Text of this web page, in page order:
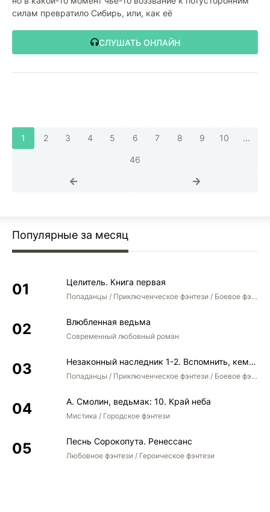
силам превратило Сибирь, или, как её
СЛУШАТЬ ОНЛАЙН
1 2 3 4 5 6 7 8 9 10 ...
46
Популярные за месяц
Целитель. Книга первая
Попаданцы / Приключенческое фэнтези / Боевое фэнтези
Влюбленная ведьма
Современный любовный роман
Незаконный наследник 1-2. Вспомнить, кем был. Стать собой. Остаться собой
Попаданцы / Приключенческое фэнтези / Боевое фэнтези / Юмористическое фэнтези
А. Смолин, ведьмак: 10. Край неба
Мистика / Городское фэнтези
Песнь Сорокопута. Ренессанс
Любовное фэнтези / Героическое фэнтези